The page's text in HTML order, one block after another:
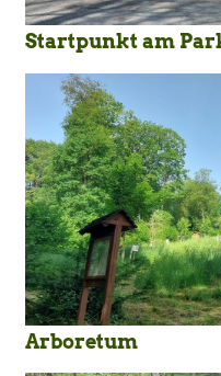
Startpunkt am
Arboretum